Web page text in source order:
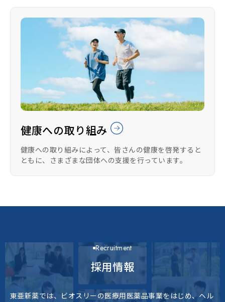
健康への取り組み
健康への取り組みによって、皆さんの健康を啓発すると
ともに、さまざまな団体への支援を行っています。
Recruitment
採用情報
東亜新薬では、ビオスリーの医療用医薬品事業をはじめ、 ヘル